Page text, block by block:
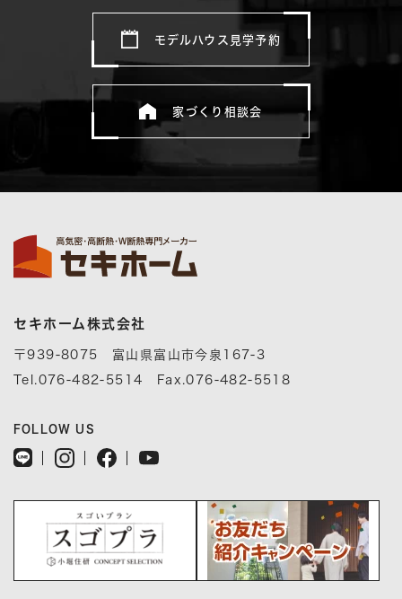
モデルハウス見学予約
家づくり相談会
セキホーム株式会社
〒939-8075 富山県富山市今泉167-3
Tel.076-482-5514 Fax.076-482-5518
FOLLOW US